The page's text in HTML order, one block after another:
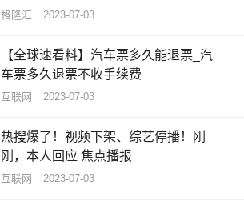
格隆汇 2023-07-03
【全球速看料】汽车票多久能退票_汽
车票多久退票不收手续费
互联网 2023-07-03
热搜爆了！视频下架、综艺停播！刚
刚，本人回应 焦点播报
互联网 2023-07-03